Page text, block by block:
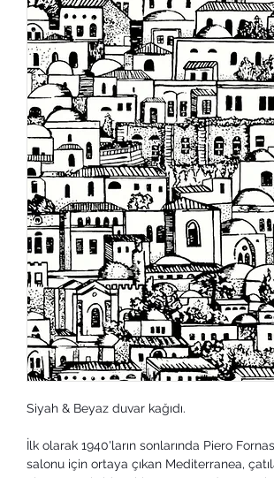
Siyah & Beyaz duvar kağıdı.
İlk olarak 1940'ların sonlarında Piero
salonu için ortaya çıkan Mediterranea,